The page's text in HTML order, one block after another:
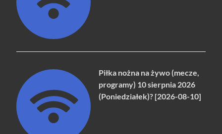
Piłka nożna na żywo (mecze,
programy) 10 sierpnia 2026
(Poniedziałek)? [2026-08-10]